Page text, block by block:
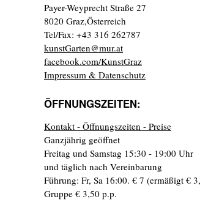
Payer-Weyprecht Straße 27
8020 Graz,Österreich
Tel/Fax: +43 316 262787
kunstGarten@mur.at
facebook.com/KunstGraz
Impressum & Datenschutz
ÖFFNUNGSZEITEN:
Kontakt - Öffnungszeiten - Preise
Ganzjährig geöffnet
Freitag und Samstag 15:30 - 19:00 Uhr
und täglich nach Vereinbarung
Führung: Fr, Sa 16:00. € 7 (ermäßigt €
Gruppe € 3,50 p.p.